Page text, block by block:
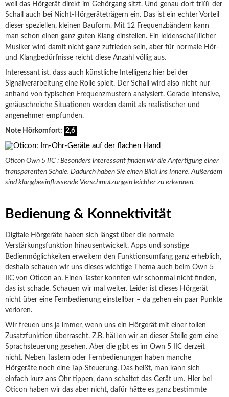
weil das Hörgerät direkt im Gehörgang sitzt. Und genau dort trifft der
Schall auch bei Nicht-Hörgeräteträgern ein. Das ist ein echter Vorteil
dieser speziellen, kleinen Bauform. Mit 12 Frequenzbändern kann
man schon einen ganz guten Klang einstellen. Ein leidenschaftlicher
Musiker wird damit nicht ganz zufrieden sein, aber für normale Hör-
und Klangbedürfnisse reicht diese Anzahl völlig aus.
Interessant ist, dass auch künstliche Intelligenz hier bei der
Signalverarbeitung eine Rolle spielt. Der Schall wird also nicht nur
anhand von typischen Frequenzmustern analysiert. Gerade intensive,
geräuschreiche Situationen werden damit als realistischer und
angenehmer empfunden.
Note Hörkomfort: 2,6
Oticon Own 5 IIC : Besonders interessant finden wir die Anfertigung einer
transparenten Schale. Dadurch haben Sie einen Blick ins Innere. Außerdem
sind klangbeeinflussende Verschmutzungen leichter zu erkennen.
Bedienung & Konnektivität
Digitale Hörgeräte haben sich längst über die normale
Verstärkungsfunktion hinausentwickelt. Apps und sonstige
Bedienmöglichkeiten erweitern den Funktionsumfang ganz erheblich,
deshalb schauen wir uns dieses wichtige Thema auch beim Own 5
IIC von Oticon an. Einen Taster konnten wir schonmal nicht finden,
das ist schade. Schauen wir mal weiter. Leider ist dieses Hörgerät
nicht über eine Fernbedienung einstellbar – da gehen ein paar Punkte
verloren.
Wir freuen uns ja immer, wenn uns ein Hörgerät mit einer tollen
Zusatzfunktion überrascht. Z.B. hätten wir an dieser Stelle gern eine
Sprachsteuerung gesehen. Aber die gibt es im Own 5 IIC derzeit
nicht. Neben Tastern oder Fernbedienungen haben manche
Hörgeräte noch eine Tap-Steuerung. Das heißt, man kann sich
einfach kurz ans Ohr tippen, dann schaltet das Gerät um. Hier bei
Oticon haben wir das aber nicht, dafür hätte es ganz bestimmte